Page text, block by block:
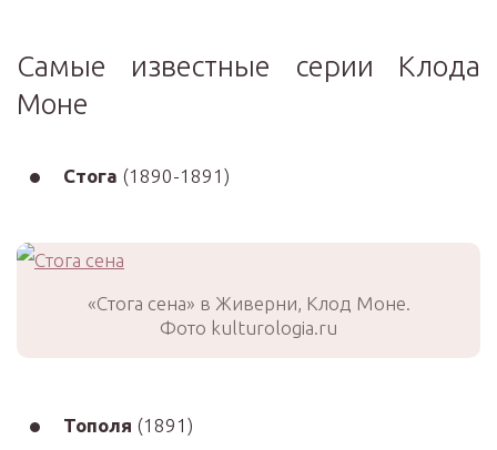
Самые известные серии Клода
Моне
Стога (1890-1891)
«Стога сена» в Живерни, Клод Моне.
Фото kulturologia.ru
Тополя (1891)